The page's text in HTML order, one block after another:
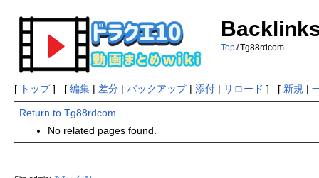
Top /Tg88rdcom
[ トップ] [ 編集| 差分| バックアップ| 添付| リロード ] [ 新規 |
Return to Tg88rdcom
No related pages found.